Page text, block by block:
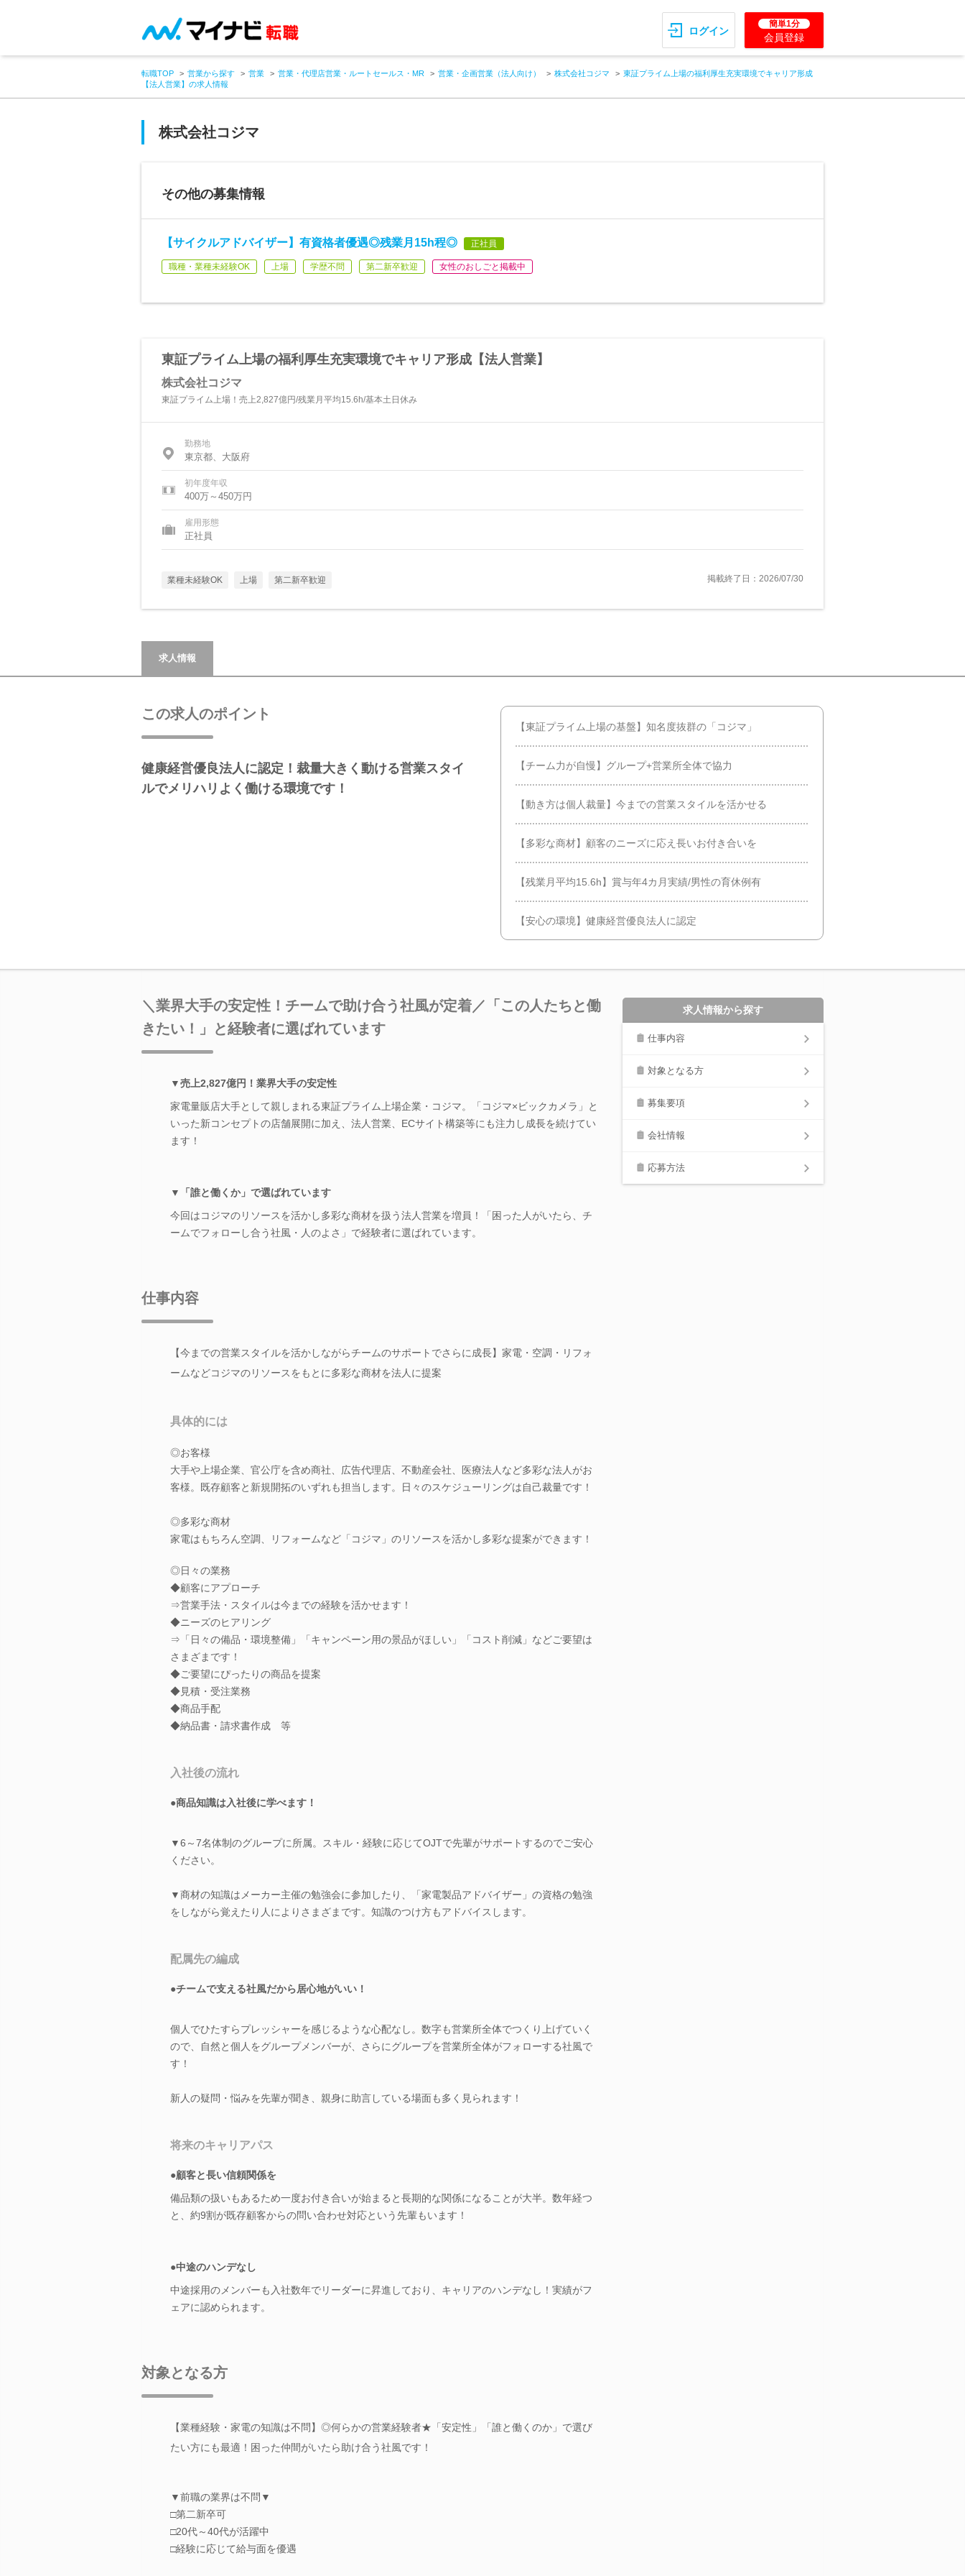
ログイン
簡単1分
会員登録
転職TOP 営業から探す 営業 営業・代理店営業・ルートセールス・MR 営業・企画営業（法人向け） 株式会社コジマ
東証プライム上場の福利厚生充実環境でキャリア形成
【法人営業】の求人情報
株式会社コジマ
その他の募集情報
【サイクルアドバイザー】有資格者優遇◎残業月15h程◎ 正社員
職種・業種未経験OK 上場 学歴不問 第二新卒歓迎 女性のおしごと掲載中
東証プライム上場の福利厚生充実環境でキャリア形成【法人営業】
株式会社コジマ
東証プライム上場！売上2,827億円/残業月平均15.6h/基本土日休み
勤務地
東京都、大阪府
初年度年収
400万～450万円
雇用形態
正社員
業種未経験OK 上場 第二新卒歓迎 掲載終了日：2026/07/30
求人情報
この求人のポイント
健康経営優良法人に認定！裁量大きく動ける営業スタイ
ルでメリハリよく働ける環境です！
【東証プライム上場の基盤】知名度抜群の「コジマ」
【チーム力が自慢】グループ+営業所全体で協力
【動き方は個人裁量】今までの営業スタイルを活かせる
【多彩な商材】顧客のニーズに応え長いお付き合いを
【残業月平均15.6h】賞与年4カ月実績/男性の育休例有
【安心の環境】健康経営優良法人に認定
＼業界大手の安定性！チームで助け合う社風が定着／「この人たちと働
きたい！」と経験者に選ばれています
▼売上2,827億円！業界大手の安定性
家電量販店大手として親しまれる東証プライム上場企業・コジマ。「コジマ×ビックカメラ」と
いった新コンセプトの店舗展開に加え、法人営業、ECサイト構築等にも注力し成長を続けてい
ます！
▼「誰と働くか」で選ばれています
今回はコジマのリソースを活かし多彩な商材を扱う法人営業を増員！「困った人がいたら、チ
ームでフォローし合う社風・人のよさ」で経験者に選ばれています。
仕事内容
【今までの営業スタイルを活かしながらチームのサポートでさらに成長】家電・空調・リフォ
ームなどコジマのリソースをもとに多彩な商材を法人に提案
具体的には
◎お客様
大手や上場企業、官公庁を含め商社、広告代理店、不動産会社、医療法人など多彩な法人がお
客様。既存顧客と新規開拓のいずれも担当します。日々のスケジューリングは自己裁量です！
◎多彩な商材
家電はもちろん空調、リフォームなど「コジマ」のリソースを活かし多彩な提案ができます！
◎日々の業務
◆顧客にアプローチ
⇒営業手法・スタイルは今までの経験を活かせます！
◆ニーズのヒアリング
⇒「日々の備品・環境整備」「キャンペーン用の景品がほしい」「コスト削減」などご要望は
さまざまです！
◆ご要望にぴったりの商品を提案
◆見積・受注業務
◆商品手配
◆納品書・請求書作成 等
入社後の流れ
●商品知識は入社後に学べます！
▼6～7名体制のグループに所属。スキル・経験に応じてOJTで先輩がサポートするのでご安心
ください。
▼商材の知識はメーカー主催の勉強会に参加したり、「家電製品アドバイザー」の資格の勉強
をしながら覚えたり人によりさまざまです。知識のつけ方もアドバイスします。
配属先の編成
●チームで支える社風だから居心地がいい！
個人でひたすらプレッシャーを感じるような心配なし。数字も営業所全体でつくり上げていく
ので、自然と個人をグループメンバーが、さらにグループを営業所全体がフォローする社風で
す！
新人の疑問・悩みを先輩が聞き、親身に助言している場面も多く見られます！
将来のキャリアパス
●顧客と長い信頼関係を
備品類の扱いもあるため一度お付き合いが始まると長期的な関係になることが大半。数年経つ
と、約9割が既存顧客からの問い合わせ対応という先輩もいます！
●中途のハンデなし
中途採用のメンバーも入社数年でリーダーに昇進しており、キャリアのハンデなし！実績がフ
ェアに認められます。
対象となる方
【業種経験・家電の知識は不問】◎何らかの営業経験者★「安定性」「誰と働くのか」で選び
たい方にも最適！困った仲間がいたら助け合う社風です！
▼前職の業界は不問▼
□第二新卒可
□20代～40代が活躍中
□経験に応じて給与面を優遇
求人情報から探す
仕事内容
対象となる方
募集要項
会社情報
応募方法